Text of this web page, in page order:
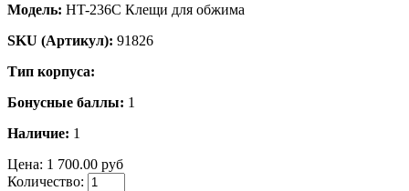
Модель: HT-236C Клещи для обжима
SKU (Артикул): 91826
Тип корпуса:
Бонусные баллы: 1
Наличие: 1
Цена: 1 700.00 руб
Количество: